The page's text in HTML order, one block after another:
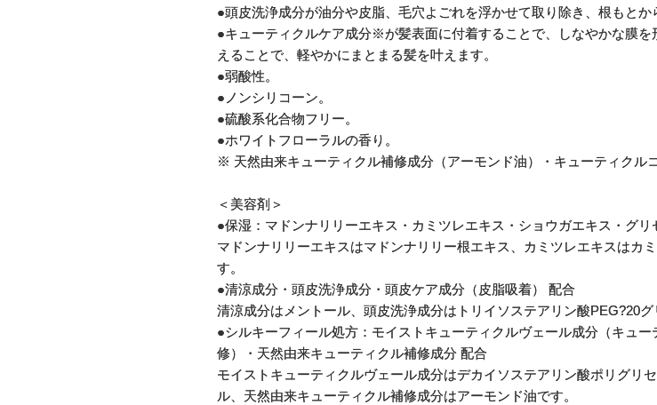
●頭皮洗浄成分が油分や皮脂、毛穴よごれを浮かせて取り除き、根もとか
●キューティクルケア成分※が髪表面に付着することで、しなやかな膜
えることで、軽やかにまとまる髪を叶えます。
●弱酸性。
●ノンシリコーン。
●硫酸系化合物フリー。
●ホワイトフローラルの香り。
※ 天然由来キューティクル補修成分（アーモンド油）・キューティクル
＜美容剤＞
●保湿：マドンナリリーエキス・カミツレエキス・ショウガエキス・グリ
マドンナリリーエキスはマドンナリリー根エキス、カミツレエキスはカ
す。
●清涼成分・頭皮洗浄成分・頭皮ケア成分（皮脂吸着） 配合
清涼成分はメントール、頭皮洗浄成分はトリイソステアリン酸PEG?20グ
●シルキーフィール処方：モイストキューティクルヴェール成分（キュ
修）・天然由来キューティクル補修成分 配合
モイストキューティクルヴェール成分はデカイソステアリン酸ポリグリ
ル、天然由来キューティクル補修成分はアーモンド油です。